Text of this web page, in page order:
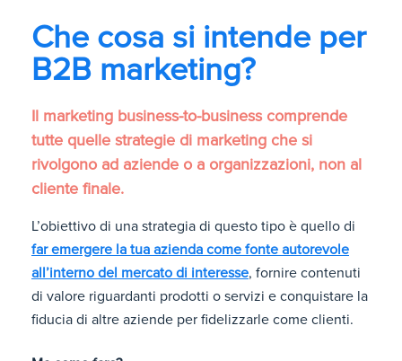
Che cosa si intende per
B2B marketing?
Il marketing business-to-business comprende
tutte quelle strategie di marketing che si
rivolgono ad aziende o a organizzazioni, non al
cliente finale.
L’obiettivo di una strategia di questo tipo è quello di
far emergere la tua azienda come fonte autorevole
all’interno del mercato di interesse, fornire contenuti
di valore riguardanti prodotti o servizi e conquistare la
fiducia di altre aziende per fidelizzarle come clienti.